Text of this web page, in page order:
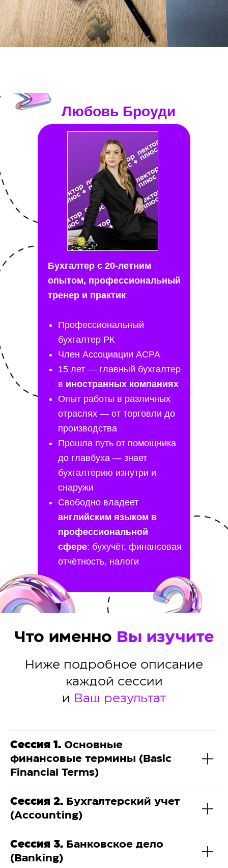
Любовь Броуди
Бухгалтер с 20-летним
опытом, профессиональный
тренер и практик
Профессиональный
бухгалтер РК
Член Ассоциации ACPA
15 лет — главный бухгалтер
в иностранных компаниях
Опыт работы в различных
отраслях — от торговли до
производства
Прошла путь от помощника
до главбуха — знает
бухгалтерию изнутри и
снаружи
Свободно владеет
английским языком в
профессиональной
сфере: бухучёт, финансовая
отчётность, налоги
Что именно Вы изучите
Ниже подробное описание
каждой сессии
и Ваш результат
Сессия 1. Основные
финансовые термины (Basic
Financial Terms)
Сессия 2. Бухгалтерский учет
(Accounting)
Сессия 3. Банковское дело
(Banking)